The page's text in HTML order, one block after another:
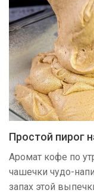
Простой пирог
Аромат кофе по
чашечки чудо-
запах этой